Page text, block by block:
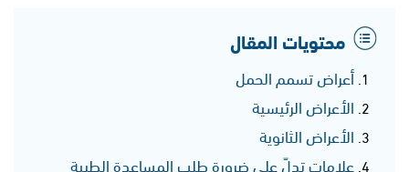
محتويات المقال
أعراض تسمم الحمل
الأعراض الرئيسية
الأعراض الثانوية
علامات تدلّ على ضرورة طلب المساعدة الطبية